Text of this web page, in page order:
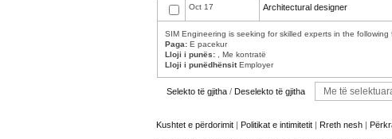
Oct 17 Architectural designer
SIM Engineering is seeking for skilled experts in the
Paga: E pacekur
Lloji i punës: , Me kontratë
Lloji i punëdhënsitEmployer
Selekto të gjitha / Deselekto të gjitha
Kushtet e përdorimit | Politikat e intimitetit | Rreth nesh |